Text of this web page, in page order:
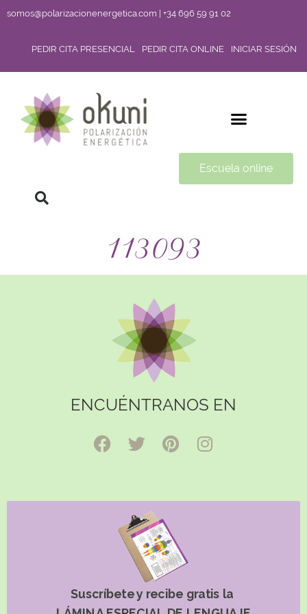
somos@polarizacionenergetica.com | +34 696 59 91 02
PEDIR CITA PRESENCIAL PEDIR CITA ONLINE INICIAR SESIÓN
Escuela online
113093
ENCUÉNTRANOS EN
Suscríbete y recibe gratis la